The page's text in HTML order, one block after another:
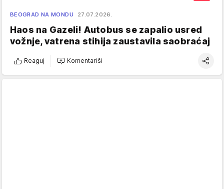
BEOGRAD NA MONDU 27.07.2026.
Haos na Gazeli! Autobus se zapalio usred
vožnje, vatrena stihija zaustavila saobraćaj
Reaguj Komentariši